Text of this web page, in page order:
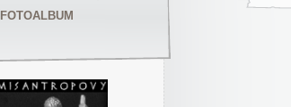
FOTOALBUM